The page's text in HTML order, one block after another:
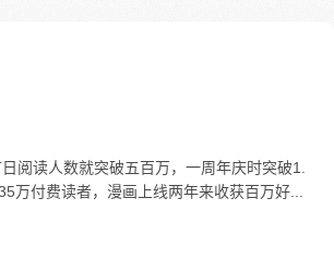
阅读人数就突破五百万，一周年庆时突破1.
付费读者，漫画上线两年来收获百万好...